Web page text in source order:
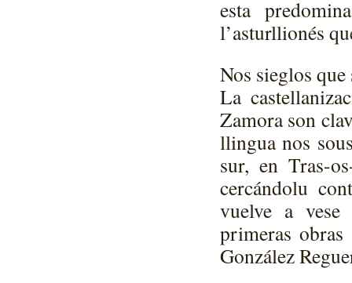
esta
l’asturllionés
Nos sieglos
La
Zamora son
llingua nos
sur, en Tras-
cercándolu
vuelve a
primeras
González